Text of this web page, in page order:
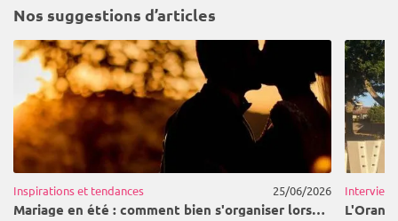
Nos suggestions d’articles
Inspirations et tendances 25/06/2026
Mariage en été : comment bien s'organiser lorsque les températures grimpent ?
Interviews